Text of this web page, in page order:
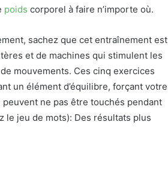
poids corporel à faire n’importe où.
sachez que cet entraînement est
et de machines qui stimulent les
mouvements. Ces cinq exercices
un élément d’équilibre, forçant votre
ne pas être touchés pendant
le jeu de mots): Des résultats plus